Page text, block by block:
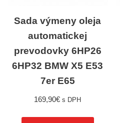
Sada výmeny oleja
automatickej
prevodovky 6HP26
6HP32 BMW X5 E53
7er E65
169,90€ s DPH